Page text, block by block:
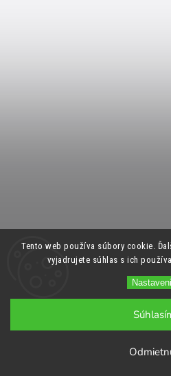
Tento web používa súbory cookie.
vyjadrujete súhlas s ich